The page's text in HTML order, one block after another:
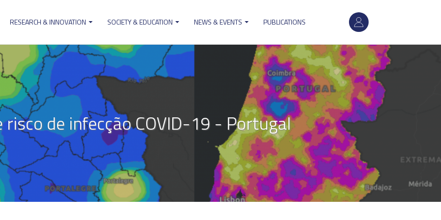
User
account
menu
RESEARCH & INNOVATION SOCIETY & EDUCATION NEWS & EVENTS PUBLICATIONS
risco de infecção COVID-19 - Portugal